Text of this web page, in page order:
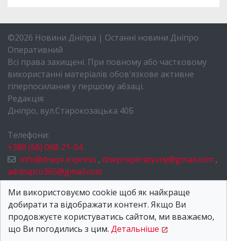
©2026 Новини Дніпра | Останні новини Дніпро
Оперативний
Всі права захищені. При повному або частковому
використанні матеріалів обов'язкове активне
гіперпосилання у першому абзаці.
Редакція:
Дніпро, вул.Старокозацька 40Б
Телефони:
+380 (66) 068-21-04
info@dnepr.express , dneproperatyvny@gmail.com ,
ad.dnipro365@gmail.com
НОВИНИ ДНІПРА
ПРО НАС
КОНТАКТИ
Ми використовуємо cookie щоб як найкраще
добирати та відображати контент. Якщо Ви
продовжуєте користуватись сайтом, ми вважаємо,
що Ви погодились з цим. Детальніше